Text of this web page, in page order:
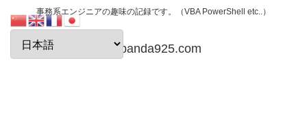
事務系エンジニアの趣味の記録です。（VBA PowerShell etc..）
papanda925.com